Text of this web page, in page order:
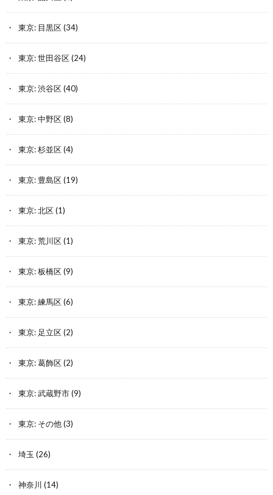
東京: 目黒区(34)
東京: 世田谷区(24)
東京: 渋谷区(40)
東京: 中野区(8)
東京: 杉並区(4)
東京: 豊島区(19)
東京: 北区(1)
東京: 荒川区(1)
東京: 板橋区(9)
東京: 練馬区(6)
東京: 足立区(2)
東京: 葛飾区(2)
東京: 武蔵野市(9)
東京: その他(3)
埼玉 (26)
神奈川 (14)